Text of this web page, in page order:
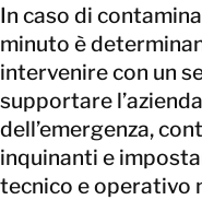
In caso di
minuto è
intervenire con un
supportare
dell’emergenza,
inquinanti e
tecnico e operativo